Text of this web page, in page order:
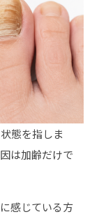
態を指しま
は加齢だけで
感じている方